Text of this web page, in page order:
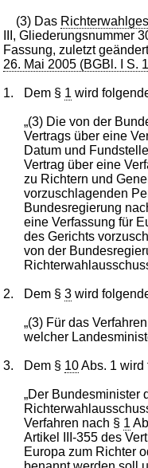
(3) Das
III, Gliederungsnummer
Fassung, zuletzt
26. Mai 2005 (BGBl. I S.
1. Dem § 1 wird
„(3) Die von der
Vertrags über eine
Datum und
Vertrag über eine
zu Richtern und
vorzuschlagenden
Bundesregierung
eine Verfassung für
des Gerichts
von der
2. Dem §3 wird
„(3) Für das
welcher
3. Dem § 10Abs. 1 wird
„Der Bundesminister
Verfahren nach § 1
Artikel III-355 des
Europa zum Richter